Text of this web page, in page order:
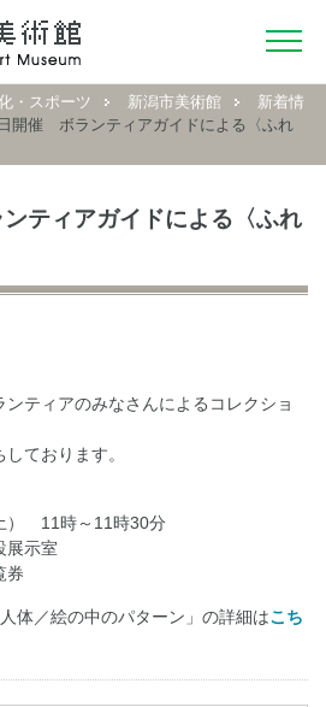
・スポーツ 新潟市美術館
新着情
開催 ボランティアガイドによる〈ふれ
ティアガイドによる〈ふれ
ティアのみなさんによるコレクショ
ております。
） 11時～11時30分
示室
券
体／絵の中のパターン」の詳細はこち